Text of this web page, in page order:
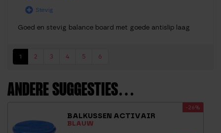
Stevig
Goed en stevig balance board met goede antislip laag
1 2 3 4 5 6
ANDERE SUGGESTIES…
BALKUSSEN ACTIVAIR
BLAUW
-26%